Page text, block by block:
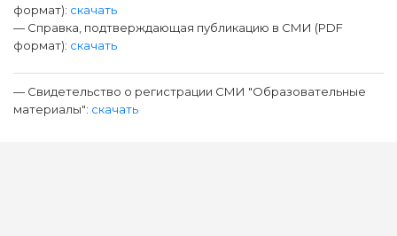
формат): скачать
— Справка, подтверждающая публикацию в СМИ (PDF
формат): скачать
— Свидетельство о регистрации СМИ "Образовательные
материалы": скачать